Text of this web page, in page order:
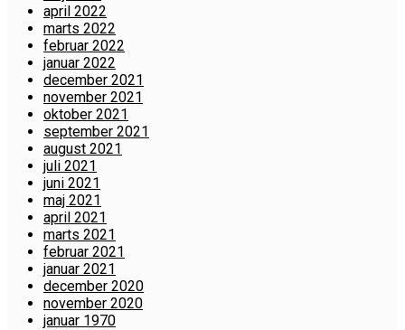
april 2022
marts 2022
februar 2022
januar 2022
december 2021
november 2021
oktober 2021
september 2021
august 2021
juli 2021
juni 2021
maj 2021
april 2021
marts 2021
februar 2021
januar 2021
december 2020
november 2020
januar 1970